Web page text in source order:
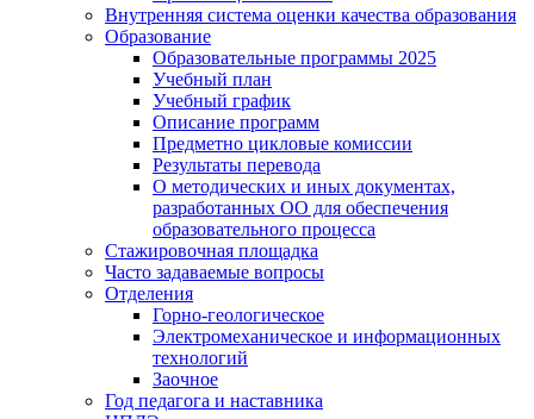
Внутренняя система оценки качества образования
Образование
Образовательные программы 2025
Учебный план
Учебный график
Описание программ
Предметно цикловые комиссии
Результаты перевода
О методических и иных документах,
разработанных ОО для обеспечения
образовательного процесса
Стажировочная площадка
Часто задаваемые вопросы
Отделения
Горно-геологическое
Электромеханическое и информационных
технологий
Заочное
Год педагога и наставника